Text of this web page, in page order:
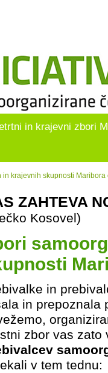
in krajevni zbori
krajevnih skupnosti Maribora
ZAHTEVA
Kosovel)
in
in prepoznala
zbor vas
v tem tednu: